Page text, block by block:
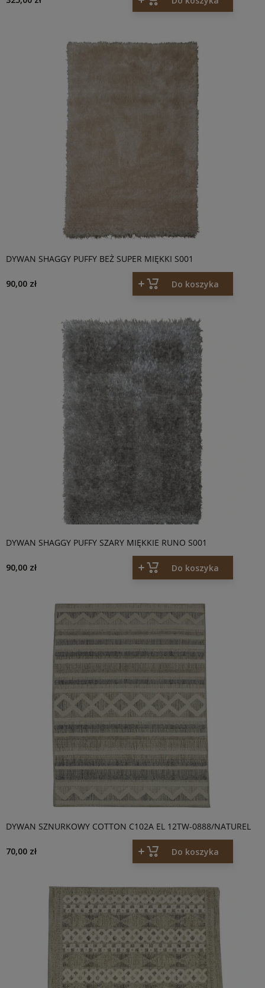
DYWAN SHAGGY PUFFY BEŻ SUPER MIĘKKI S001
90,00 zł Do koszyka
DYWAN SHAGGY PUFFY SZARY MIĘKKIE RUNO S001
90,00 zł Do koszyka
DYWAN SZNURKOWY COTTON C102A EL 12TW-0888/NATUREL
70,00 zł Do koszyka